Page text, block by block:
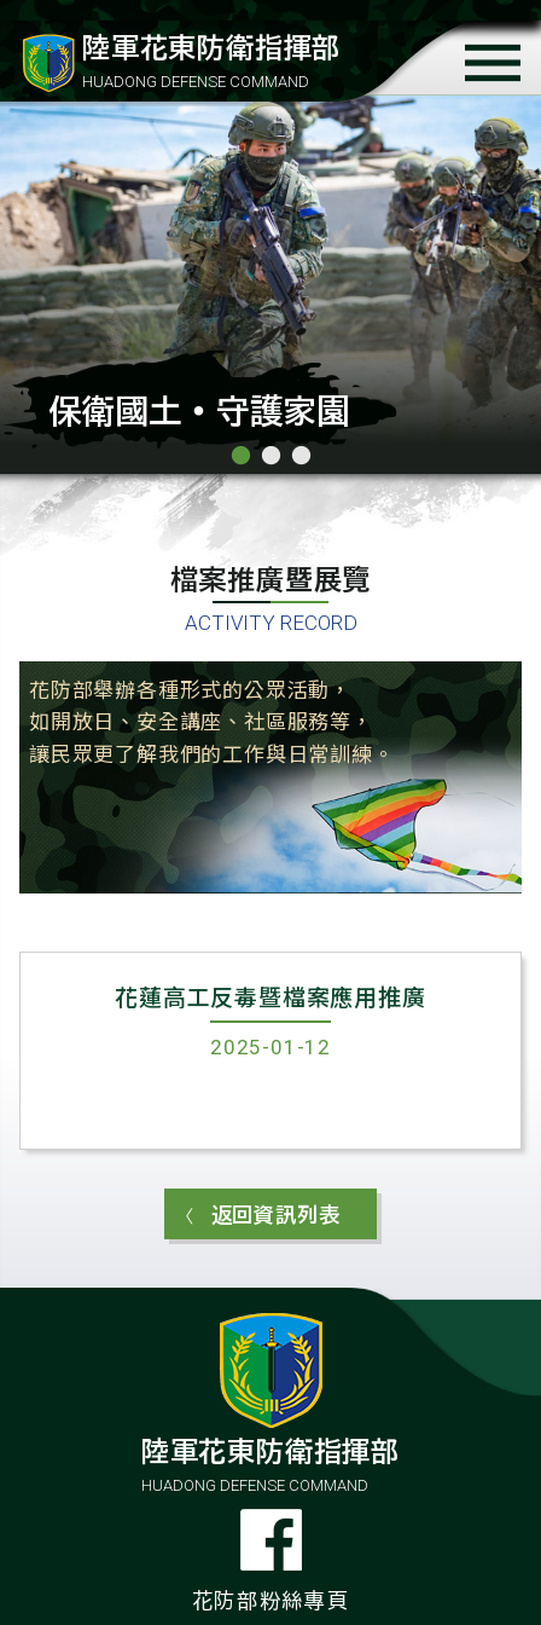
陸軍花東防衛指揮部
HUADONG DEFENSE COMMAND
保衛國土‧守護家園
● ● ●
檔案推廣暨展覽
ACTIVITY RECORD
花防部舉辦各種形式的公眾活動，
如開放日、安全講座、社區服務等，
讓民眾更了解我們的工作與日常訓練。
花蓮高工反毒暨檔案應用推廣
2025-01-12
返回資訊列表
陸軍花東防衛指揮部
HUADONG DEFENSE COMMAND
花防部粉絲專頁
陸軍花東防衛指揮部
HUADONG DEFENSE COMMAND